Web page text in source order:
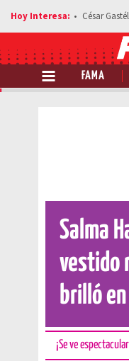
César
FAMA
Salma
vestido
brilló
¡Se ve